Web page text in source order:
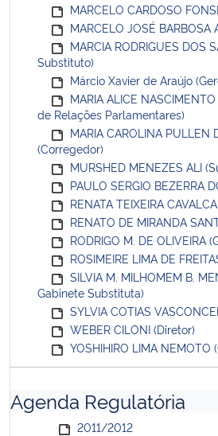
MARCELO CARDOSO
MARCELO JOSÉ BARBOSA
MARCIA RODRIGUES DOS
Substituto)
Márcio Xavier de Araújo
MARIA ALICE
de Relações Parlamentares)
MARIA CAROLINA PULLEN
(Corregedor)
MURSHED MENEZES ALI
PAULO SERGIO BEZERRA
RENATA TEIXEIRA
RENATO DE MIRANDA
RODRIGO M. DE OLIVEIRA
ROSIMEIRE LIMA DE
SILVIA M. MILHOMEM B.
Gabinete Substituta)
SYLVIA COTIAS
WEBER CILONI (Diretor)
YOSHIHIRO LIMA NEMOTO
Agenda Regulatória
2011/2012